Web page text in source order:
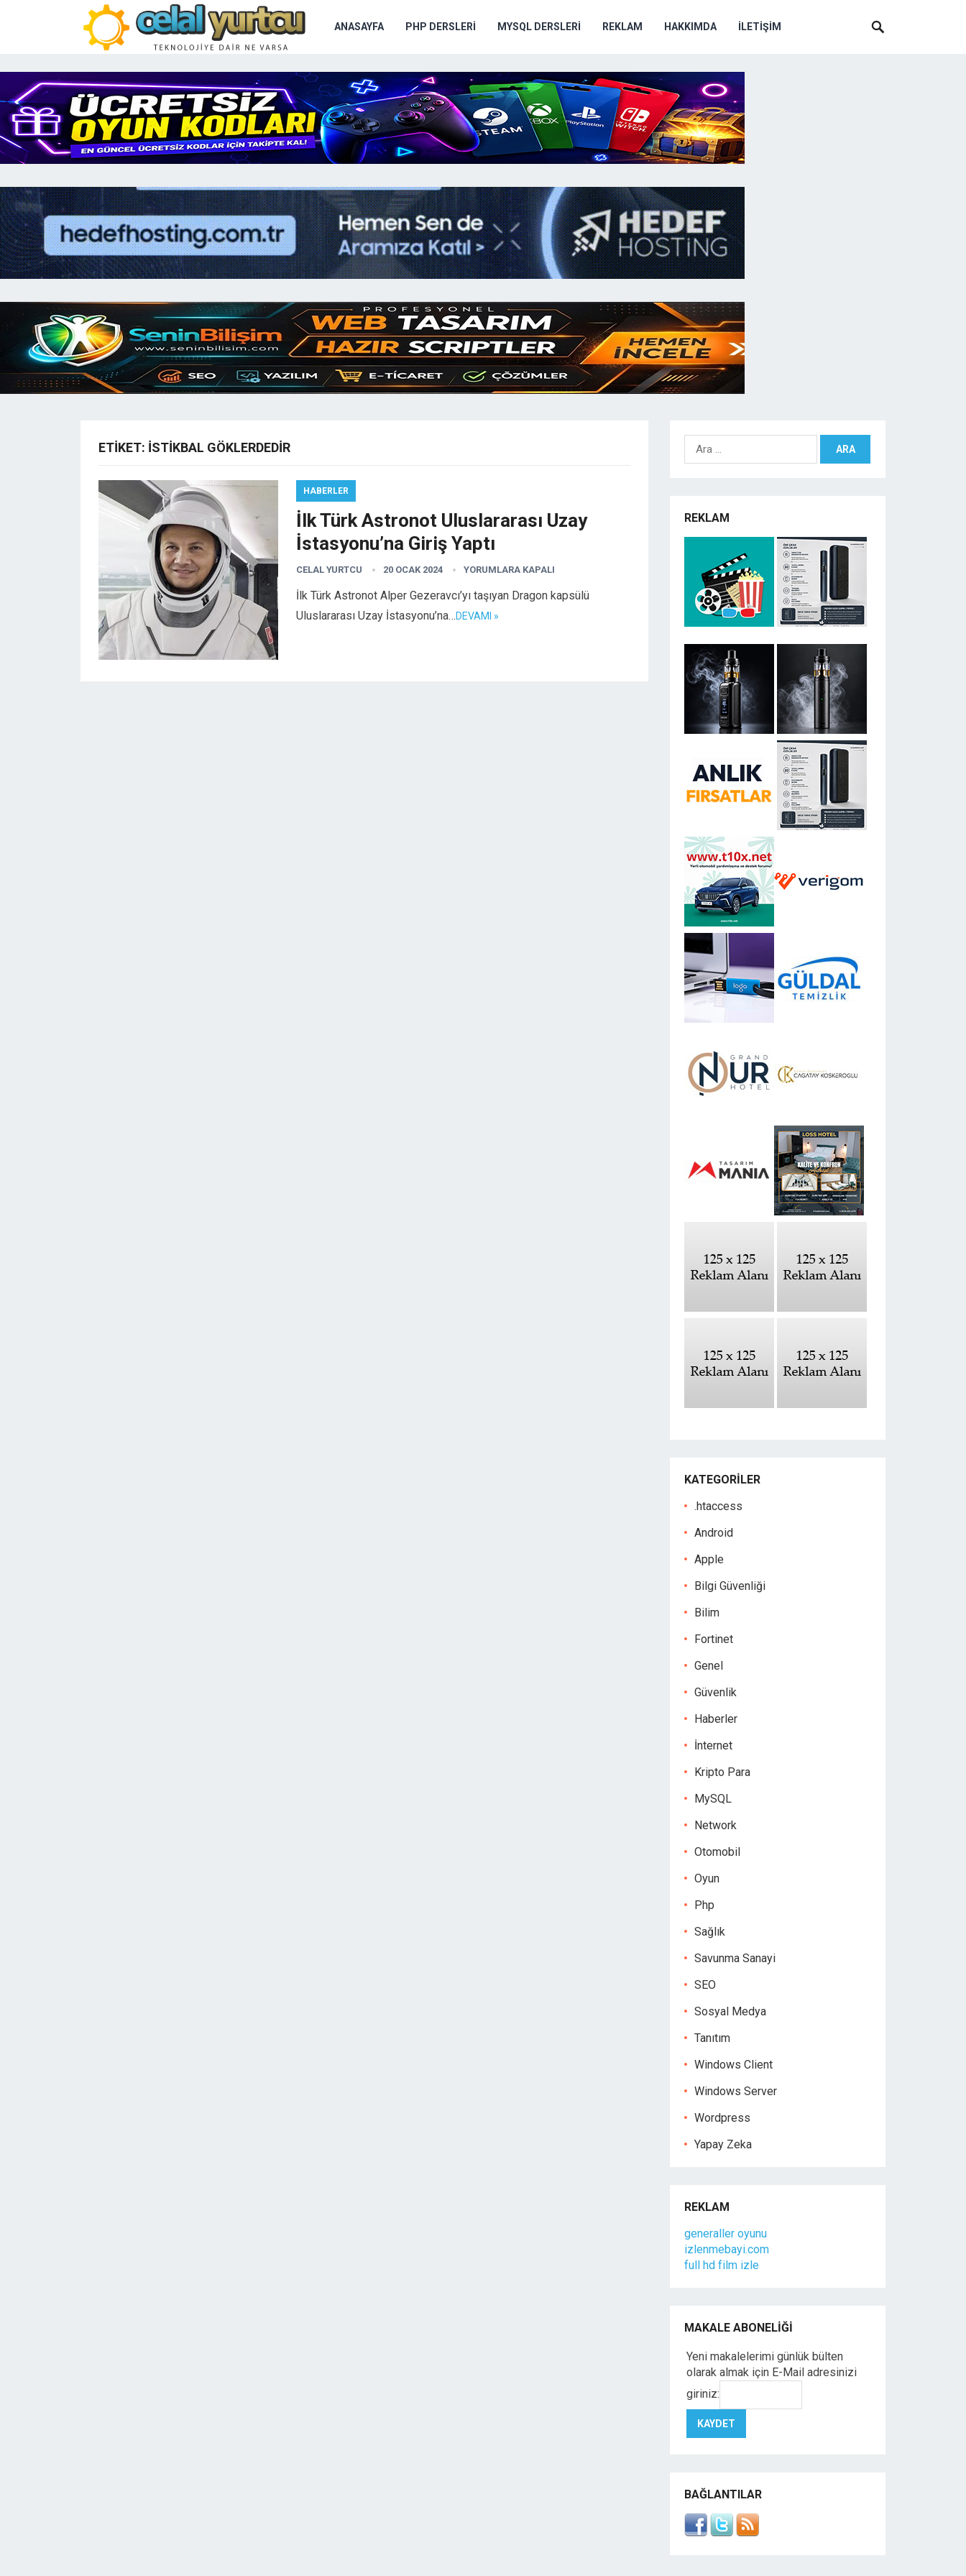
ANASAYFA PHP DERSLERI MYSQL DERSLERI REKLAM HAKKIMDA İLETIŞIM
ETIKET: ISTIKBAL GÖKLERDEDIR
HABERLER
İlk Türk Astronot Uluslararası Uzay
İstasyonu’na Giriş Yaptı
CELAL YURTCU 20 OCAK 2024 YORUMLARA KAPALI
İlk Türk Astronot Alper Gezeravcı’yı taşıyan Dragon kapsülü
Uluslararası Uzay İstasyonu’na…DEVAMI »
Arama:
REKLAM
KATEGORILER
.htaccess
Android
Apple
Bilgi Güvenliği
Bilim
Fortinet
Genel
Güvenlik
Haberler
İnternet
Kripto Para
MySQL
Network
Otomobil
Oyun
Php
Sağlık
Savunma Sanayi
SEO
Sosyal Medya
Tanıtım
Windows Client
Windows Server
Wordpress
Yapay Zeka
REKLAM
generaller oyunu
izlenmebayi.com
full hd film izle
MAKALE ABONELIĞI
Yeni makalelerimi günlük bülten
olarak almak için E-Mail adresinizi
giriniz:
BAĞLANTILAR